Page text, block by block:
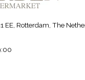
EE, Rotterdam, The